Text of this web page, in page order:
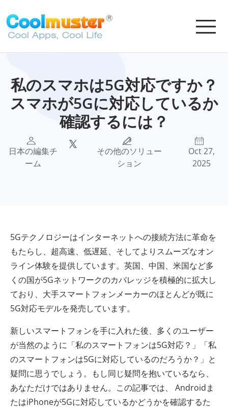
私のスマホは5G対応ですか？
スマホが5Gに対応しているか
確認するには？
日本の編集チ
ーム
その他のソリュー
ション
Oct 27,
2025
5Gテクノロジーはインターネットへの接続方法に革命を
もたらし、超高速、低遅延、そしてよりスムーズなオン
ライン体験を提供しています。英国、中国、米国など多
くの国が5Gネットワ​​ークのカバレッジを積極的に拡大し
ており、大手スマートフォンメーカーのほとんどが既に
5G対応モデルを発売しています。
新しいスマートフォンを手に入れた後、多くのユーザー
が当然のように「私のスマートフォンは5G対応？」「私
のスマートフォンは5Gに対応しているのだろうか？」と
疑問に思うでしょう。もし同じ疑問を抱いているなら、
あなただけではありません。この記事では、 Androidま
たはiPhoneが5Gに対応しているかどうかを確認するた